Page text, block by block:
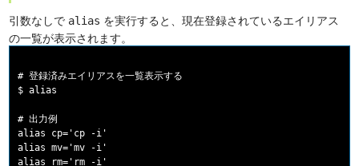
引数なしで alias を実行すると、現在登録されているエイリアス
の一覧が表示されます。
# 登録済みエイリアスを一覧表示する
$ alias
# 出力例
alias cp='cp -i'
alias mv='mv -i'
alias rm='rm -i'